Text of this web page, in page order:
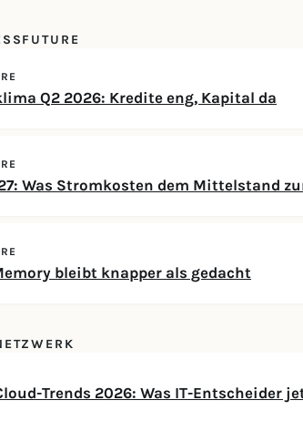
Q2 2026: Kredite eng, Kapital da
Was Stromkosten dem Mittelstand
bleibt knapper als gedacht
Trends 2026: Was IT-Entscheider